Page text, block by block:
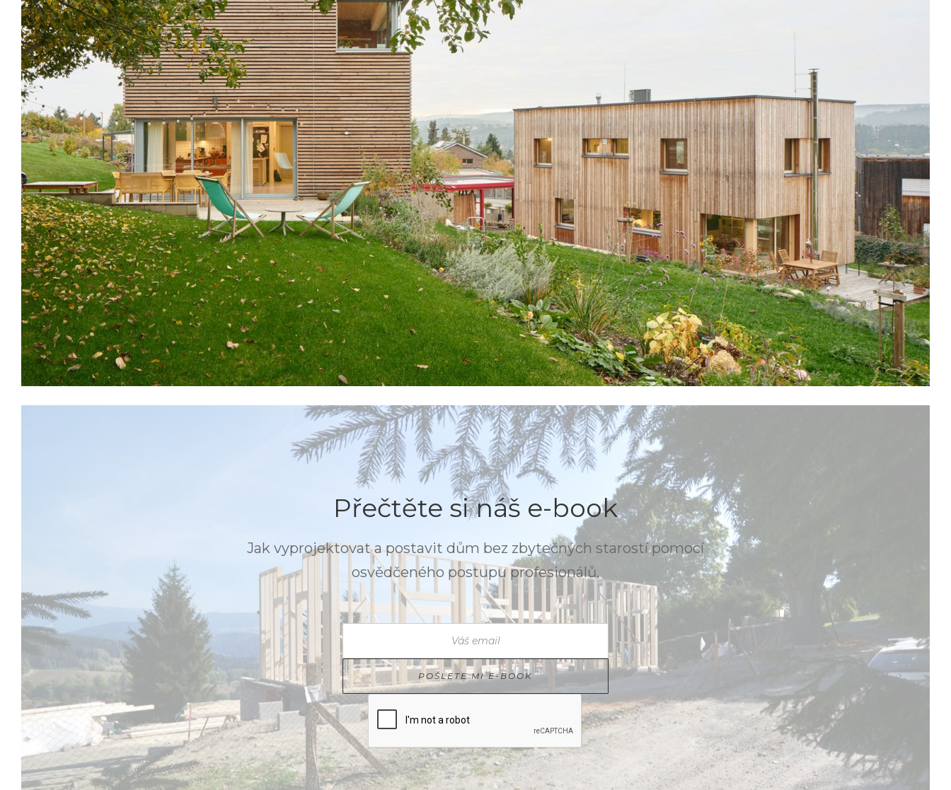
Přečtěte si náš e-book
Jak vyprojektovat a postavit dům bez zbytečných starostí pomocí
osvědčeného postupu profesionálů.